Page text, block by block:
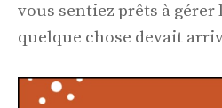
vous sentiez prêts à gérer
quelque chose devait